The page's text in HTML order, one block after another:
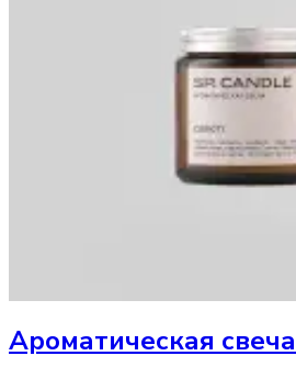
Ароматическая свеча